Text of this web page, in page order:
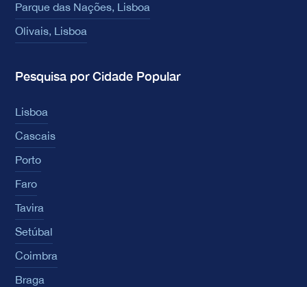
Parque das Nações, Lisboa
Olivais, Lisboa
Pesquisa por Cidade Popular
Lisboa
Cascais
Porto
Faro
Tavira
Setúbal
Coimbra
Braga